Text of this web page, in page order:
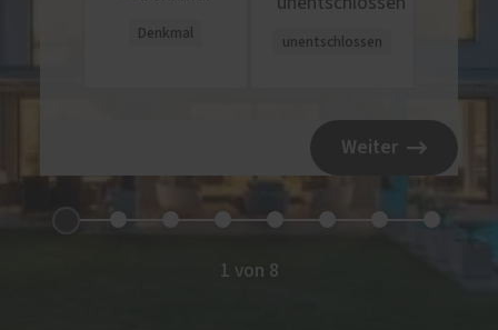
Denkmal
unentschlossen
Weiter
1 von 8